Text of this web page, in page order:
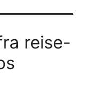
reise-